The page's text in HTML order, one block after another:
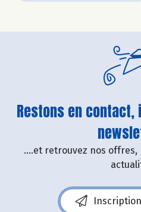
Restons en
....et retrouvez nos